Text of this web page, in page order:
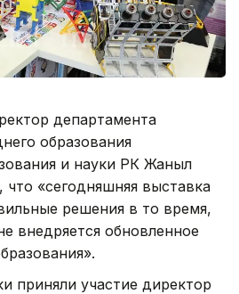
департамента
образования
и науки РК Жаныл
«сегодняшняя выставка
решения в то время,
внедряется обновленное
приняли участие директор